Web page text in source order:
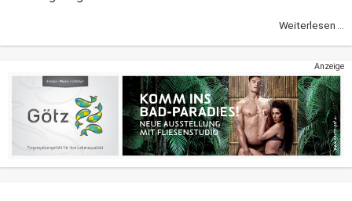
Weiterlesen ...
Anzeige